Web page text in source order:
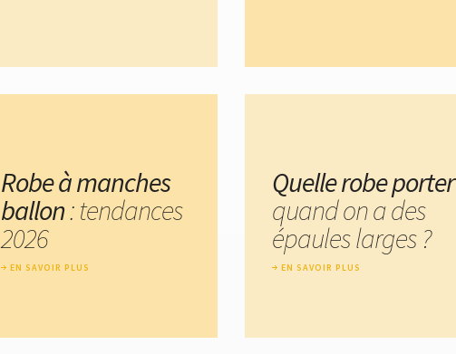
Robe à manches
ballon: tendances
2026
EN SAVOIR PLUS
Quelle robe porter
quand on a des
épaules larges ?
EN SAVOIR PLUS